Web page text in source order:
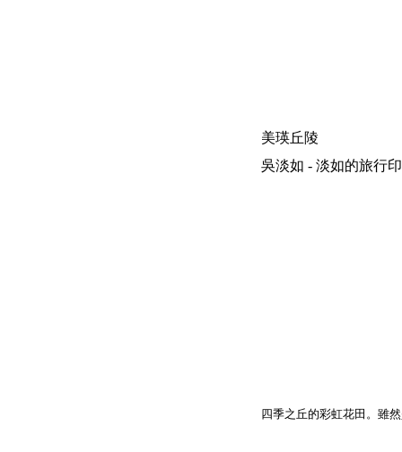
美瑛丘陵
吳淡如 - 淡如的旅行印
四季之丘的彩虹花田。雖